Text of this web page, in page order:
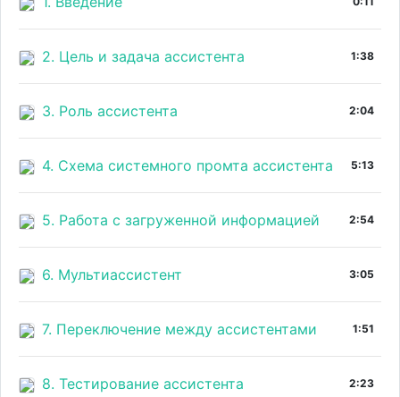
2. Цель и задача ассистента 1:38
3. Роль ассистента 2:04
4. Схема системного промта ассистента 5:13
5. Работа с загруженной информацией 2:54
6. Мультиассистент 3:05
7. Переключение между ассистентами 1:51
8. Тестирование ассистента 2:23